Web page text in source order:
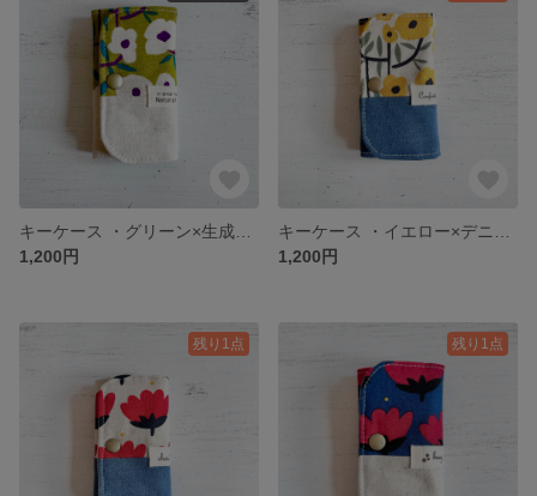
1,200円
1,200円
残り1点 残り1点